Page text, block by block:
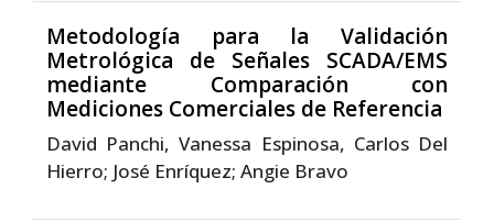
Metodología para la Validación
Metrológica de Señales SCADA/EMS
mediante Comparación con
Mediciones Comerciales de Referencia
David Panchi, Vanessa Espinosa, Carlos Del
Hierro; José Enríquez; Angie Bravo